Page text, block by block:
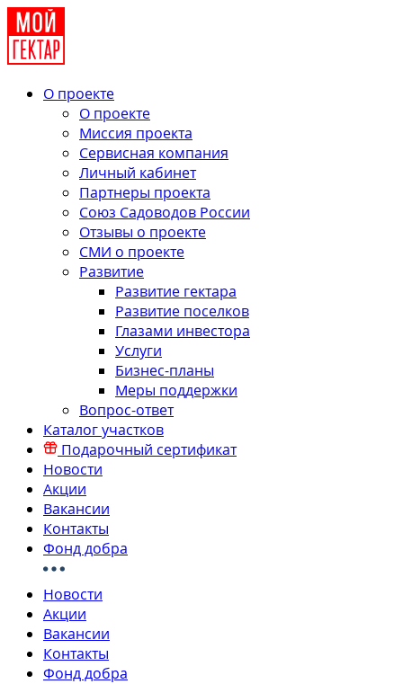
О проекте
О проекте
Миссия проекта
Сервисная компания
Личный кабинет
Партнеры проекта
Союз Садоводов России
Отзывы о проекте
СМИ о проекте
Развитие
Развитие гектара
Развитие поселков
Глазами инвестора
Услуги
Бизнес-планы
Меры поддержки
Вопрос-ответ
Каталог участков
Подарочный сертификат
Новости
Акции
Вакансии
Контакты
Фонд добра
Новости
Акции
Вакансии
Контакты
Фонд добра